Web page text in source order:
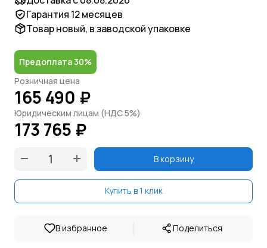
Гарантия 12 месяцев
Товар новый, в заводской упаковке
Предоплата 30%
Розничная цена
165 490 ₽
Юридическим лицам (НДС 5%)
173 765 ₽
В корзину
Купить в 1 клик
В избранное | Поделиться